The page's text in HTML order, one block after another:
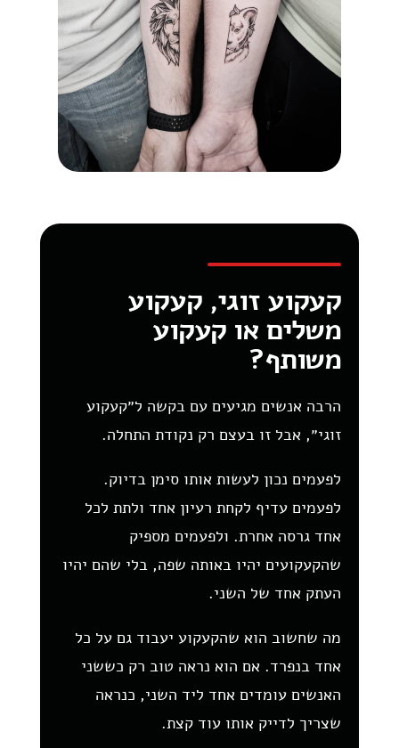
קעקוע זוגי, קעקוע
משלים או קעקוע
משותף?
הרבה אנשים מגיעים עם בקשה ל״קעקוע
זוגי״, אבל זו בעצם רק נקודת התחלה.
לפעמים נכון לעשות אותו סימן בדיוק.
לפעמים עדיף לקחת רעיון אחד ולתת לכל
אחד גרסה אחרת. ולפעמים מספיק
שהקעקועים יהיו באותה שפה, בלי שהם יהיו
העתק אחד של השני.
מה שחשוב הוא שהקעקוע יעבוד גם על כל
אחד בנפרד. אם הוא נראה טוב רק כששני
האנשים עומדים אחד ליד השני, כנראה
שצריך לדייק אותו עוד קצת.